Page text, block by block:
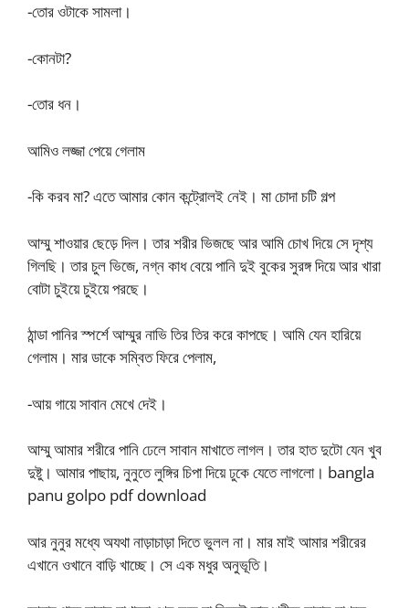
-তোর ওটাকে সামলা।
-কোনটা?
-তোর ধন।
আমিও লজ্জা পেয়ে গেলাম
-কি করব মা? এতে আমার কোন কন্ট্রোলই নেই। মা চোদা চটি গল্প
আম্মু শাওয়ার ছেড়ে দিল। তার শরীর ভিজছে আর আমি চোখ দিয়ে সে দৃশ্য
গিলছি। তার চুল ভিজে, নগ্ন কাধ বেয়ে পানি দুই বুকের সুরঙ্গ দিয়ে আর খারা
বোটা চুইয়ে চুইয়ে পরছে।
ঠান্ডা পানির স্পর্শে আম্মুর নাভি তির তির করে কাপছে। আমি যেন হারিয়ে
গেলাম। মার ডাকে সম্বিত ফিরে পেলাম,
-আয় গায়ে সাবান মেখে দেই।
আম্মু আমার শরীরে পানি ঢেলে সাবান মাখাতে লাগল। তার হাত দুটো যেন খুব
দুষ্টু। আমার পাছায়, নুনুতে লুঙ্গির চিপা দিয়ে ঢুকে যেতে লাগলো। bangla
panu golpo pdf download
আর নুনুর মধ্যে অযথা নাড়াচাড়া দিতে ভুলল না। মার মাই আমার শরীরের
এখানে ওখানে বাড়ি খাচ্ছে। সে এক মধুর অনুভূতি।